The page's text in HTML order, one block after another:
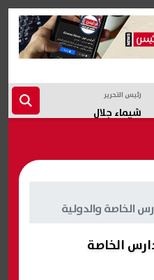
رئيس التحرير
شيماء جلال
الخاصة والدولية
الخاصة